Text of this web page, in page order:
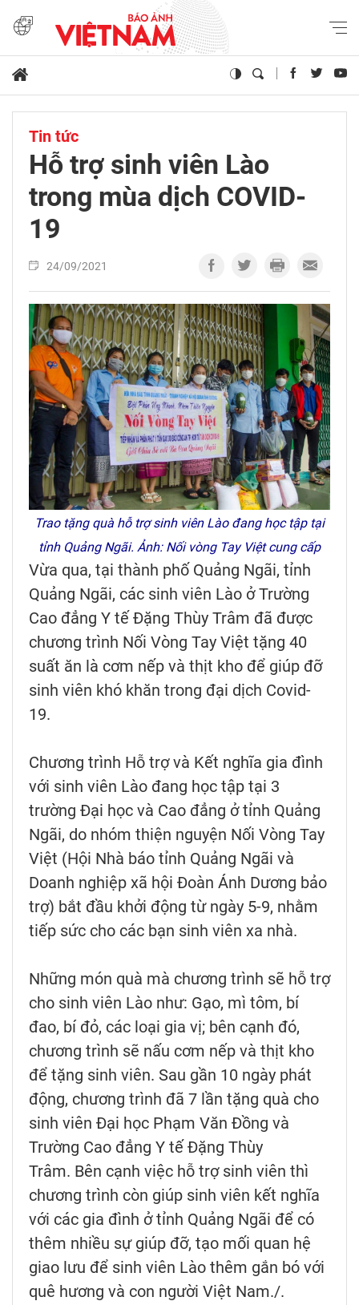
Tin tức
Hỗ trợ sinh viên Lào
trong mùa dịch COVID-
19
24/09/2021
Trao tặng quà hỗ trợ sinh viên Lào đang học tập tại
tỉnh Quảng Ngãi. Ảnh: Nối vòng Tay Việt cung cấp
Vừa qua, tại thành phố Quảng Ngãi, tỉnh
Quảng Ngãi, các sinh viên Lào ở Trường
Cao đẳng Y tế Đặng Thùy Trâm đã được
chương trình Nối Vòng Tay Việt tặng 40
suất ăn là cơm nếp và thịt kho để giúp đỡ
sinh viên khó khăn trong đại dịch Covid-
19.
Chương trình Hỗ trợ và Kết nghĩa gia đình
với sinh viên Lào đang học tập tại 3
trường Đại học và Cao đẳng ở tỉnh Quảng
Ngãi, do nhóm thiện nguyện Nối Vòng Tay
Việt (Hội Nhà báo tỉnh Quảng Ngãi và
Doanh nghiệp xã hội Đoàn Ánh Dương bảo
trợ) bắt đầu khởi động từ ngày 5-9, nhằm
tiếp sức cho các bạn sinh viên xa nhà.
Những món quà mà chương trình sẽ hỗ trợ
cho sinh viên Lào như: Gạo, mì tôm, bí
đao, bí đỏ, các loại gia vị; bên cạnh đó,
chương trình sẽ nấu cơm nếp và thịt kho
để tặng sinh viên. Sau gần 10 ngày phát
động, chương trình đã 7 lần tặng quà cho
sinh viên Đại học Phạm Văn Đồng và
Trường Cao đẳng Y tế Đặng Thùy
Trâm. Bên cạnh việc hỗ trợ sinh viên thì
chương trình còn giúp sinh viên kết nghĩa
với các gia đình ở tỉnh Quảng Ngãi để có
thêm nhiều sự giúp đỡ, tạo mối quan hệ
giao lưu để sinh viên Lào thêm gắn bó với
quê hương và con người Việt Nam./.